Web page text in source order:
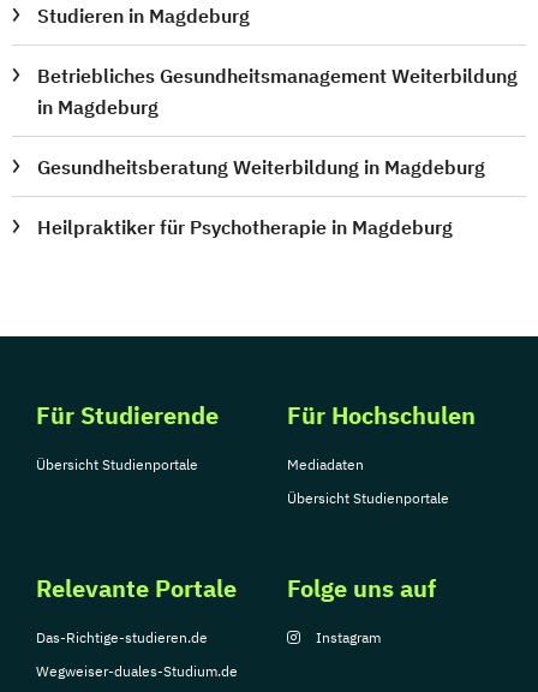
Studieren in Magdeburg
Betriebliches Gesundheitsmanagement Weiterbildung
in Magdeburg
Gesundheitsberatung Weiterbildung in Magdeburg
Heilpraktiker für Psychotherapie in Magdeburg
Für Studierende
Übersicht Studienportale
Für Hochschulen
Mediadaten
Übersicht Studienportale
Relevante Portale
Das-Richtige-studieren.de
Wegweiser-duales-Studium.de
Folge uns auf
Instagram